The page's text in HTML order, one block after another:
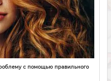
с помощью правильного